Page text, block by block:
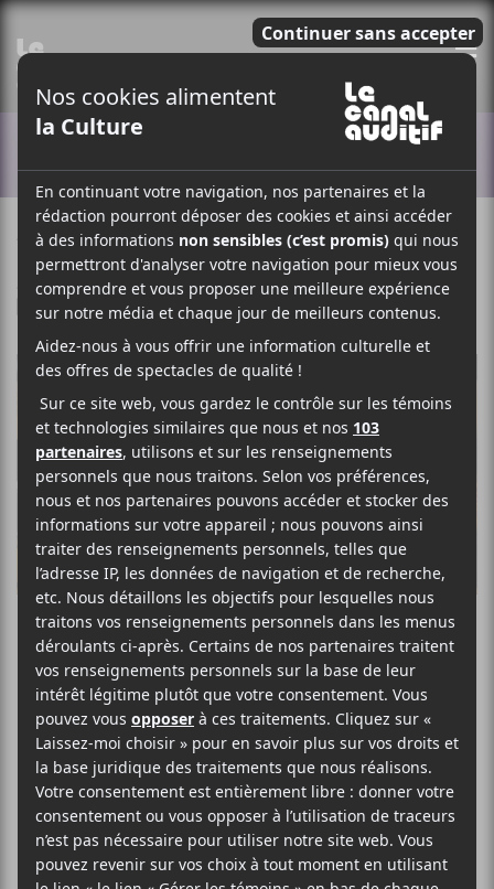
4 MARS 2025
PARLOUIS-PHILIPPE LABRÈCHE
/ ROCK
F
A
C
E
O
O
K
T
W
I
T
E
R
P
A
R
T
G
E
R
Car Seat
Headrest
annonce un
nouvel album et